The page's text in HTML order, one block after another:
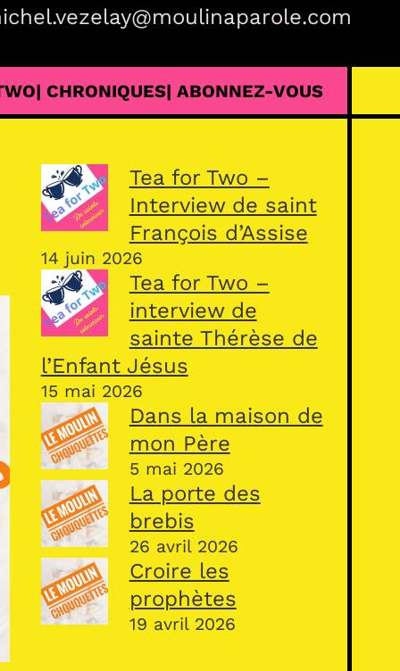
| CHRONIQUES| ABONNEZ-VOUS
Tea for Two –
Interview de saint
François d’Assise
14 juin 2026
Tea for Two –
interview de
sainte Thérèse de
l’Enfant Jésus
15 mai 2026
Dans la maison de
mon Père
5 mai 2026
La porte des
brebis
26 avril 2026
Croire les
prophètes
19 avril 2026